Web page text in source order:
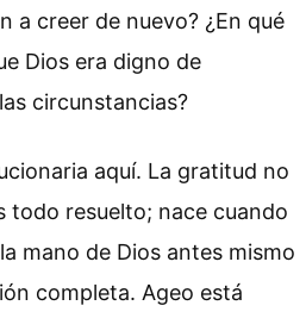
a creer de nuevo? ¿En qué
Dios era digno de
circunstancias?
aquí. La gratitud no
todo resuelto; nace cuando
mano de Dios antes mismo
completa. Ageo está